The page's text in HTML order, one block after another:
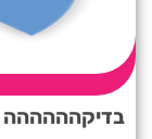
בדיקהההההה